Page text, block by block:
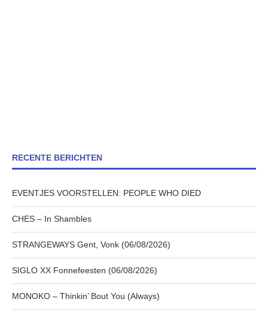
RECENTE BERICHTEN
EVENTJES VOORSTELLEN: PEOPLE WHO DIED
CHES – In Shambles
STRANGEWAYS Gent, Vonk (06/08/2026)
SIGLO XX Fonnefeesten (06/08/2026)
MONOKO – Thinkin’ Bout You (Always)